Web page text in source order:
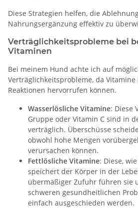
Diese Strategien helfen, die
Nahrungsergänzung effektiv zu
Verträglichkeitsprobleme bei
Vitaminen
Bei meinem Hund achte ich auf
Verträglichkeitsprobleme, da
Reaktionen hervorrufen können.
Wasserlösliche Vitamine: Diese
Gruppe oder Vitamin C sind in
verträglich. Überschüsse
obwohl hohe Mengen
verursachen können.
Fettlösliche Vitamine: Diese,
speichert der Körper in der
übermäßiger Zufuhr führen sie
schweren gesundheitlichen
einfach ausgeschieden werden.